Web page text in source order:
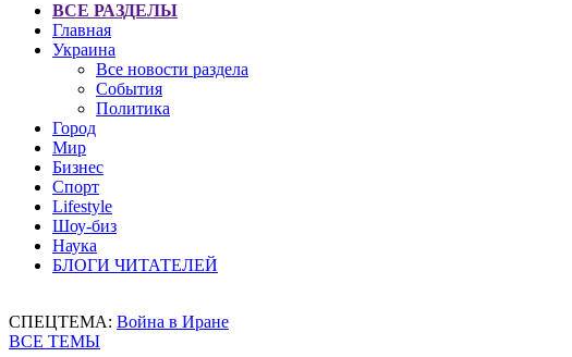
ВСЕ РАЗДЕЛЫ
Главная
Украина
Все новости раздела
События
Политика
Город
Мир
Бизнес
Спорт
Lifestyle
Шоу-биз
Наука
БЛОГИ ЧИТАТЕЛЕЙ
СПЕЦТЕМА: Война в Иране
ВСЕ ТЕМЫ